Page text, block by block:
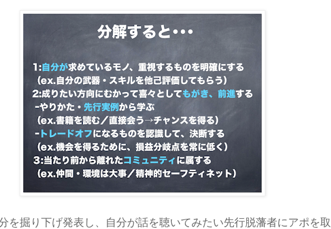
を掘り下げ発表し、自分が話を聴いてみたい先行脱藩者にアポを